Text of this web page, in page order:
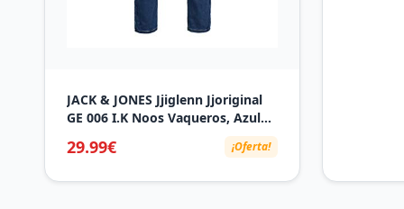
JACK & JONES Jjiglenn Jjoriginal
GE 006 I.K Noos Vaqueros, Azul
(Blue Denim), 32W / 30L para
Hombre
29.99€ ¡Oferta!